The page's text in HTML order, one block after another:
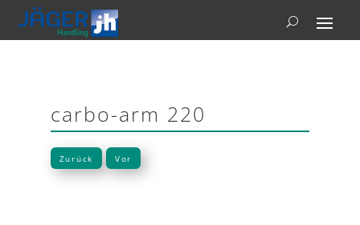
carbo-arm 220
Zurück Vor